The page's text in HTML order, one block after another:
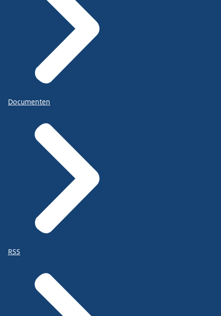
Documenten
RSS